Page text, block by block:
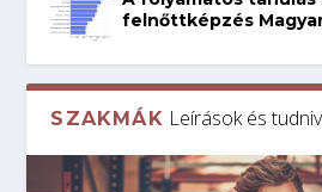
felnőttképzés
SZAKMÁK Leírások és